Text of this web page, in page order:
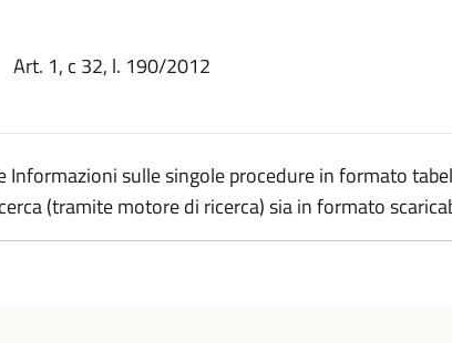
Art. 1, c 32, l. 190/2012
Informazioni sulle singole procedure in formato
(tramite motore di ricerca) sia in formato